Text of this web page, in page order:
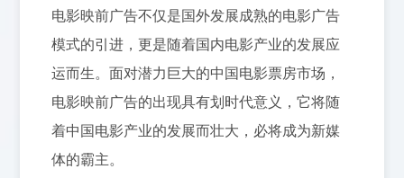
电影映前广告不仅是国外发展成熟的电影广告
模式的引进，更是随着国内电影产业的发展应
运而生。面对潜力巨大的中国电影票房市场，
电影映前广告的出现具有划时代意义，它将随
着中国电影产业的发展而壮大，必将成为新媒
体的霸主。